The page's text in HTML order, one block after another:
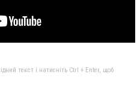
текст і натисніть Ctrl + Enter, щоб